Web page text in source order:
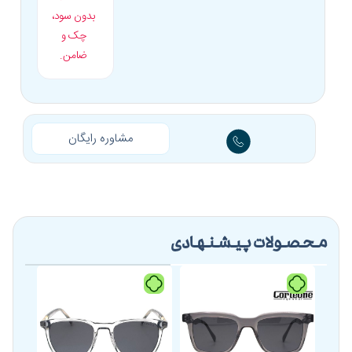
بیضی، مربعی، مستطیلیبدون سود،
چک و
ضامن.
مشاوره رایگان
محصولات پیشنهادی